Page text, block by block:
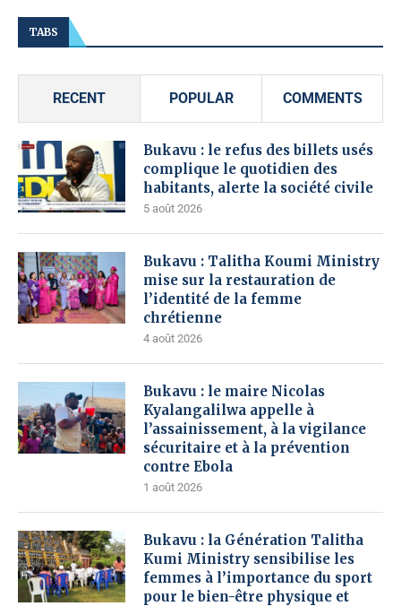
TABS
RECENT POPULAR COMMENTS
Bukavu : le refus des billets usés
complique le quotidien des
habitants, alerte la société civile
5 août 2026
Bukavu : Talitha Koumi Ministry
mise sur la restauration de
l’identité de la femme
chrétienne
4 août 2026
Bukavu : le maire Nicolas
Kyalangalilwa appelle à
l’assainissement, à la vigilance
sécuritaire et à la prévention
contre Ebola
1 août 2026
Bukavu : la Génération Talitha
Kumi Ministry sensibilise les
femmes à l’importance du sport
pour le bien-être physique et